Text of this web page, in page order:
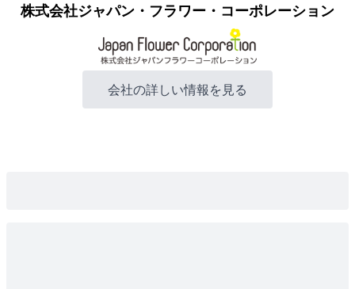
株式会社ジャパン・フラワー・コーポレーション
会社の詳しい情報を見る